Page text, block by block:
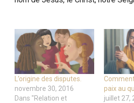
L’origine des disputes.
novembre 30, 2016
Dans "Relation et
paix au
juillet 27,